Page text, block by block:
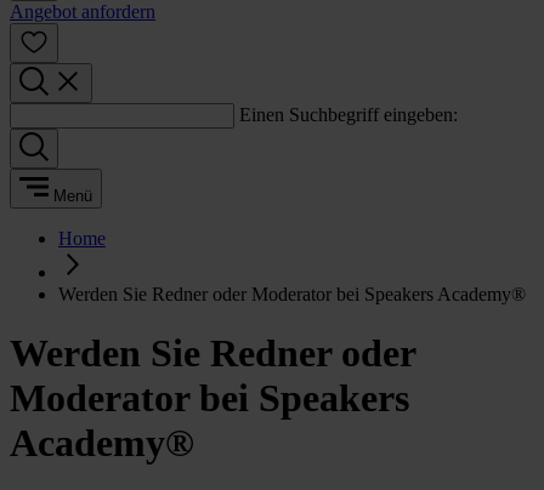
Angebot anfordern
Einen Suchbegriff eingeben:
Menü
Home
Werden Sie Redner oder Moderator bei Speakers Academy®
Werden Sie Redner oder
Moderator bei Speakers
Academy®